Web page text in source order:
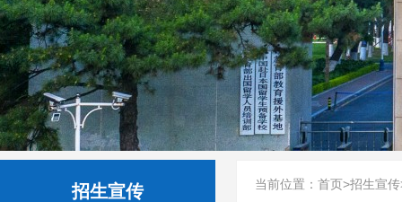
招生宣传 当前位置： 首页>招生宣传